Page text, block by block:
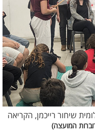
שיחור רייכמן, הקריאה
המועצה)